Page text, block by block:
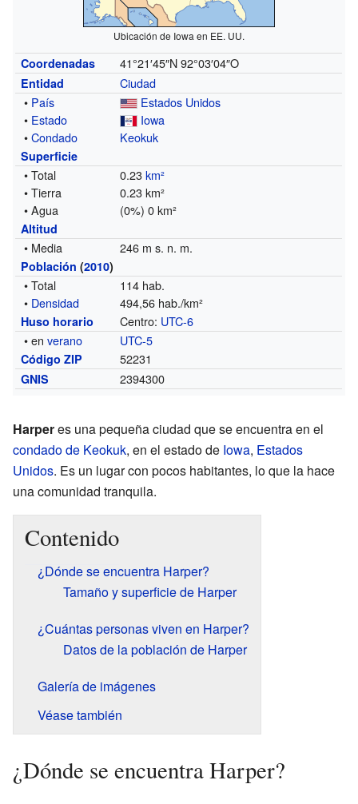
Ubicación de Iowa en EE. UU.
Coordenadas 41°21′45″N 92°03′04″O
Entidad
Ciudad
• País
Estados Unidos
• Estado
Iowa
•Condado Keokuk
Superficie
• Total 0.23km²
• Tierra
0.23 km²
• Agua
(0%) 0 km²
Altitud
• Media 246 m s. n. m.
Población (2010)
• Total
114 hab.
• Densidad 494,56 hab./km²
Huso horario Centro: UTC-6
• enverano UTC-5
Código ZIP 52231
GNIS 2394300
Harperes una pequeña ciudad que se encuentra en el
condado de Keokuk, en el estado de Iowa, Estados
Unidos. Es un lugar con pocos habitantes, lo que la hace
una comunidad tranquila.
Contenido
¿Dónde se encuentra Harper?
Tamaño y superficie de Harper
¿Cuántas personas viven en Harper?
Datos de la población de Harper
Galería de imágenes
Véase también
¿Dónde se encuentra Harper?